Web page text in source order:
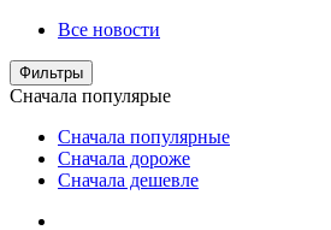
Все новости
Фильтры
Сначала популярые
Сначала популярные
Сначала дороже
Сначала дешевле